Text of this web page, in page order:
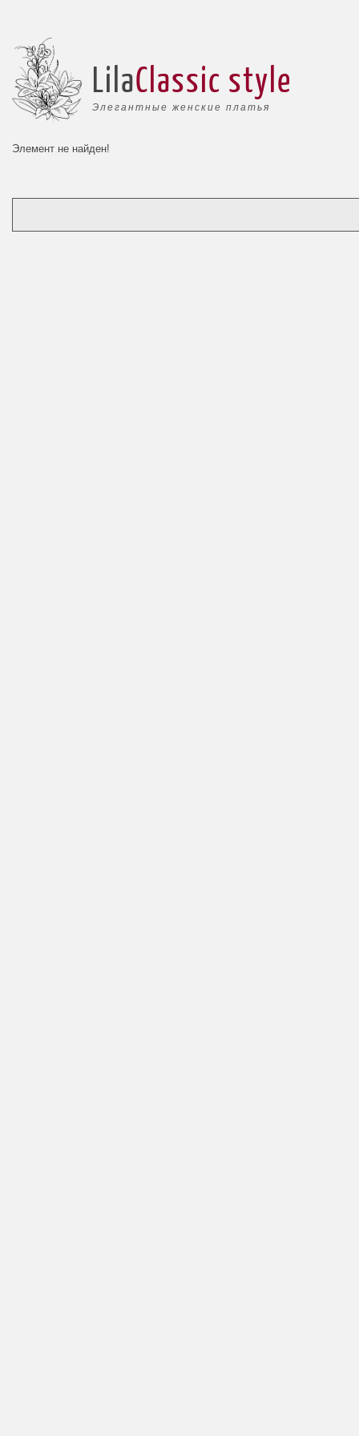
Элегантные женские платья
LilaClassic style
Элемент не найден!